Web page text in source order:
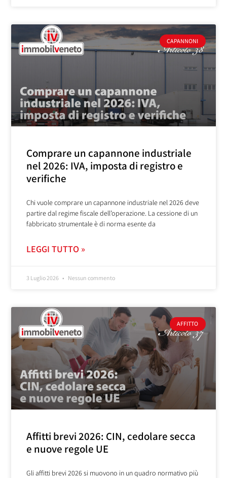
CAPANNONI
Comprare un capannone industriale
nel 2026: IVA, imposta di registro e
verifiche
Chi vuole comprare un capannone industriale nel 2026 deve
partire dal regime fiscale dell’operazione. La cessione di un
fabbricato strumentale è di norma esente da
LEGGI TUTTO »
3 Luglio 2026 Nessun commento
AFFITTO
Affitti brevi 2026: CIN, cedolare secca
e nuove regole UE
Gli affitti brevi 2026 si muovono in un quadro normativo più